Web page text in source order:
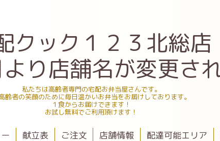
クック１２３北総店
り店舗名が変更さ
私たちは高齢者専門の宅配お弁当屋さんです。
齢者の笑顔のために毎日温かいお弁当をお届けしております。
１食からお届けできます！
お試し無料でご利用頂けます！
献立表 ご注文 店舗情報 配達可能エリア